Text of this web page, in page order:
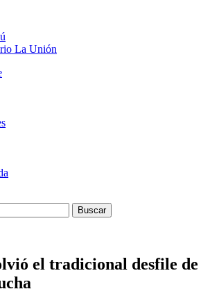
el tradicional desfile de